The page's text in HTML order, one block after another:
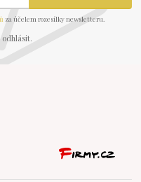
za účelem rozesílky newsletteru.